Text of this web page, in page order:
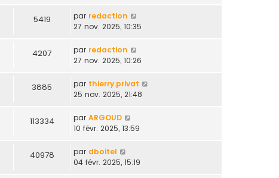
5419 par redaction
27 nov. 2025, 10:35
4207 par redaction
27 nov. 2025, 10:26
3885 par thierry.privat
25 nov. 2025, 21:48
113334 par ARGOUD
10 févr. 2025, 13:59
40978 par dboitel
04 févr. 2025, 15:19